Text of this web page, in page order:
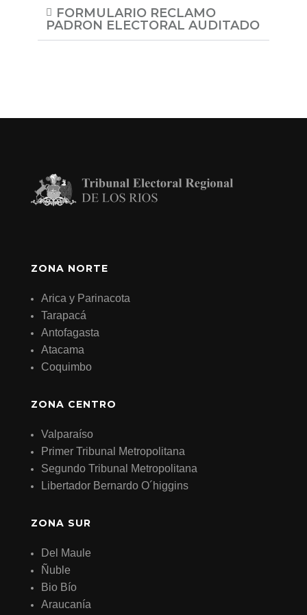
FORMULARIO RECLAMO
PADRON ELECTORAL AUDITADO
ZONA NORTE
Arica y Parinacota
Tarapacá
Antofagasta
Atacama
Coquimbo
ZONA CENTRO
Valparaíso
Primer Tribunal Metropolitana
Segundo Tribunal Metropolitana
Libertador Bernardo O´higgins
ZONA SUR
Del Maule
Ñuble
Bio Bío
Araucanía